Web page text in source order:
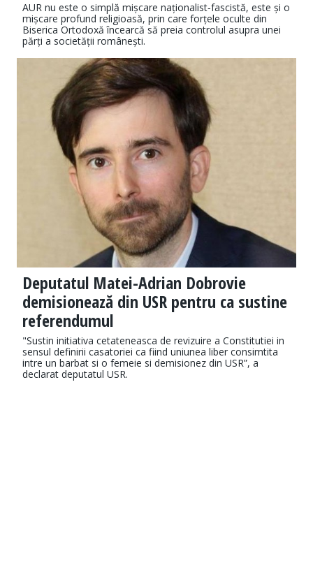
AUR nu este o simplă mișcare naționalist‑fascistă, este și o
mișcare profund religioasă, prin care forțele oculte din
Biserica Ortodoxă încearcă să preia controlul asupra unei
părți a societății românești.
Deputatul Matei-Adrian Dobrovie
demisionează din USR pentru ca sustine
referendumul
"Sustin initiativa cetateneasca de revizuire a Constitutiei in
sensul definirii casatoriei ca fiind uniunea liber consimtita
intre un barbat si o femeie si demisionez din USR”, a
declarat deputatul USR.